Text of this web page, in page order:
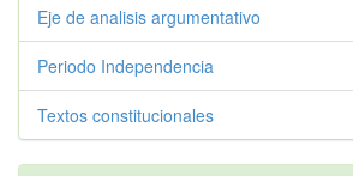
Eje de analisis argumentativo
Periodo Independencia
Textos constitucionales